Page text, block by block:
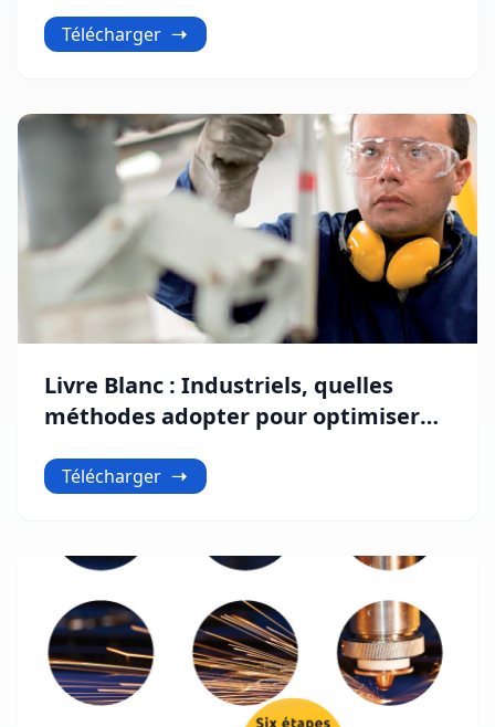
Télécharger
Livre Blanc : Industriels, quelles
méthodes adopter pour optimiser
Télécharger